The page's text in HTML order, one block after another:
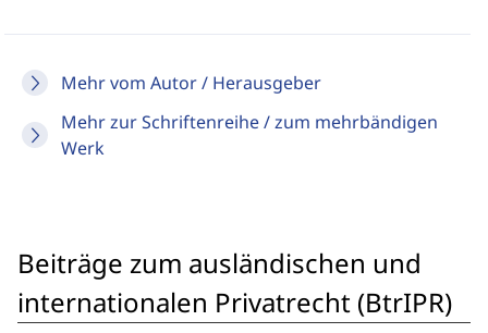
Mehr vom Autor / Herausgeber
Mehr zur Schriftenreihe / zum mehrbändigen
Werk
Beiträge zum ausländischen und
internationalen Privatrecht (BtrIPR)